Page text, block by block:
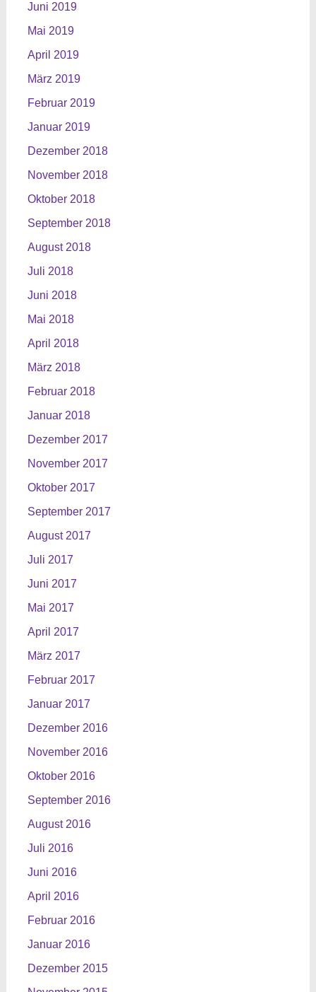
Juni 2019
Mai 2019
April 2019
März 2019
Februar 2019
Januar 2019
Dezember 2018
November 2018
Oktober 2018
September 2018
August 2018
Juli 2018
Juni 2018
Mai 2018
April 2018
März 2018
Februar 2018
Januar 2018
Dezember 2017
November 2017
Oktober 2017
September 2017
August 2017
Juli 2017
Juni 2017
Mai 2017
April 2017
März 2017
Februar 2017
Januar 2017
Dezember 2016
November 2016
Oktober 2016
September 2016
August 2016
Juli 2016
Juni 2016
April 2016
Februar 2016
Januar 2016
Dezember 2015